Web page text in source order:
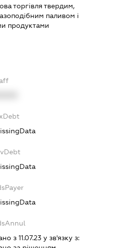
торгівля твердим,
паливом і
продуктами
з 11.07.23 у зв'язку з: